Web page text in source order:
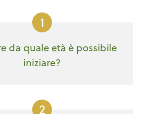
1
da quale età è possibile
iniziare?
2